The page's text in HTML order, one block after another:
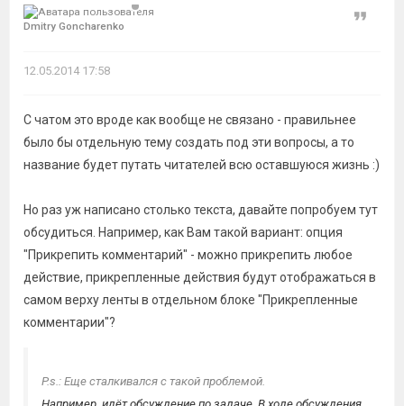
Dmitry Goncharenko
Цитата
12.05.2014 17:58
С чатом это вроде как вообще не связано - правильнее
было бы отдельную тему создать под эти вопросы, а то
название будет путать читателей всю оставшуюся жизнь :)
Но раз уж написано столько текста, давайте попробуем тут
обсудиться. Например, как Вам такой вариант: опция
"Прикрепить комментарий" - можно прикрепить любое
действие, прикрепленные действия будут отображаться в
самом верху ленты в отдельном блоке "Прикрепленные
комментарии"?
P.s.: Еще сталкивался с такой проблемой.